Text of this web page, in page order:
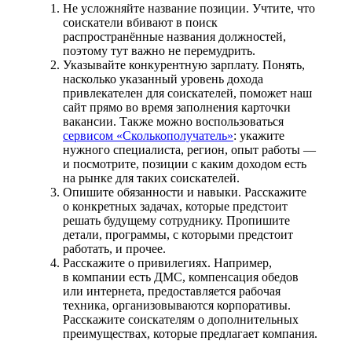
Не усложняйте название позиции. Учтите, что
соискатели вбивают в поиск
распространённые названия должностей,
поэтому тут важно не перемудрить.
Указывайте конкурентную зарплату. Понять,
насколько указанный уровень дохода
привлекателен для соискателей, поможет наш
сайт прямо во время заполнения карточки
вакансии. Также можно воспользоваться
сервисом «Сколькополучатель»: укажите
нужного специалиста, регион, опыт работы —
и посмотрите, позиции с каким доходом есть
на рынке для таких соискателей.
Опишите обязанности и навыки. Расскажите
о конкретных задачах, которые предстоит
решать будущему сотруднику. Пропишите
детали, программы, с которыми предстоит
работать, и прочее.
Расскажите о привилегиях. Например,
в компании есть ДМС, компенсация обедов
или интернета, предоставляется рабочая
техника, организовываются корпоративы.
Расскажите соискателям о дополнительных
преимуществах, которые предлагает компания.